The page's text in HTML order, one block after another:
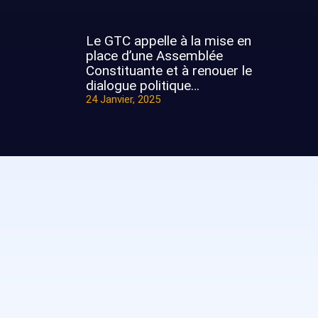
Le GTC appelle à la mise en
place d’une Assemblée
Constituante et à renouer le
dialogue politique…
24 Janvier, 2025